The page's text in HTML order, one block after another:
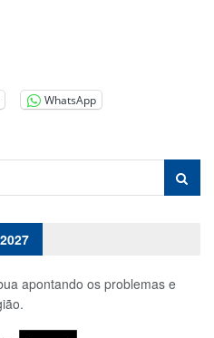
WhatsApp
apontando os problemas e